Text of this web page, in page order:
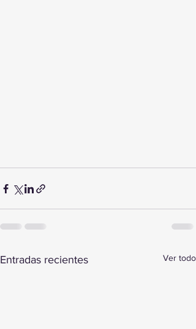
Entradas recientes Ver todo